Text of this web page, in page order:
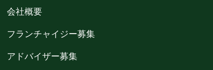
会社概要
フランチャイジー募集
アドバイザー募集